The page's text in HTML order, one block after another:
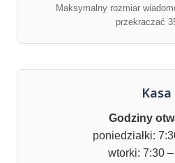
Maksymalny rozmiar
przekraczać
Kasa
Godziny
poniedziałki:
wtorki: 7:30